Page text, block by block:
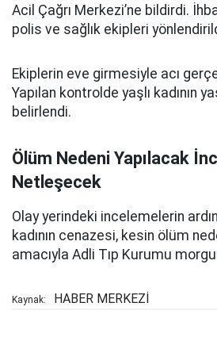
Acil Çağrı Merkezi’ne bildirdi.
polis ve sağlık ekipleri
Ekiplerin eve girmesiyle acı
Yapılan kontrolde yaşlı kadının
belirlendi.
Ölüm Nedeni Yapılacak
Netleşecek
Olay yerindeki incelemelerin
kadının cenazesi, kesin ölüm
amacıyla Adli Tıp Kurumu
Kaynak: HABER MERKEZİ